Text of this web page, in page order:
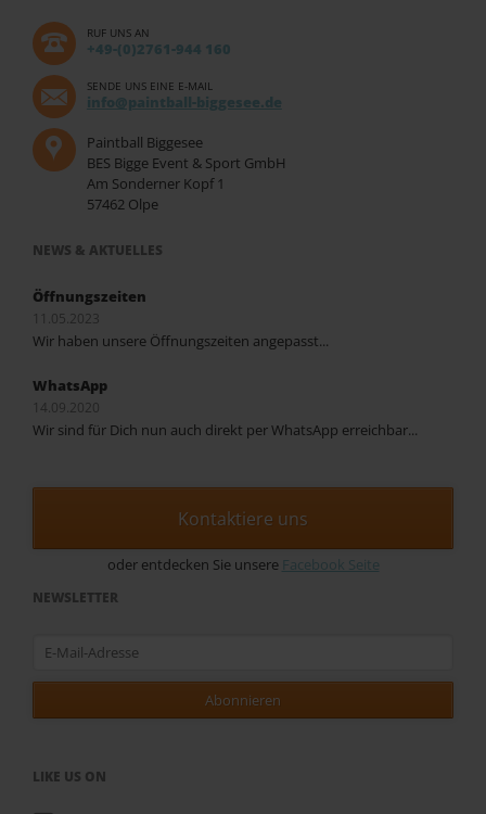
RUF UNS AN
+49-(0)2761-944 160
SENDE UNS EINE E-MAIL
info@paintball-biggesee.de
Paintball Biggesee
BES Bigge Event & Sport GmbH
Am Sonderner Kopf 1
57462 Olpe
NEWS & AKTUELLES
Öffnungszeiten
11.05.2023
Wir haben unsere Öffnungszeiten angepasst...
WhatsApp
14.09.2020
Wir sind für Dich nun auch direkt per WhatsApp erreichbar...
Kontaktiere uns
oder entdecken Sie unsere Facebook Seite
NEWSLETTER
Mail-
Adresse
Abonnieren
LIKE US ON